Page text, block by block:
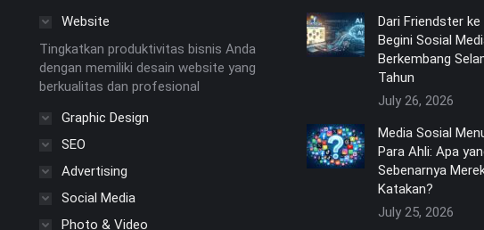
Website
Tingkatkan produktivitas bisnis Anda
dengan memiliki desain website yang
berkualitas dan profesional
Graphic Design
SEO
Advertising
Social Media
Photo & Video
Dari Friendster ke
Begini Sosial
Berkembang
Tahun
July 26, 2026
Media Sosial
Para Ahli: Apa
Sebenarnya
Katakan?
July 25, 2026